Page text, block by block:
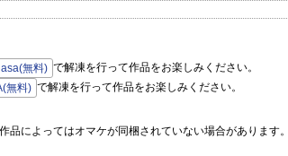
無料) で解凍を行って作品をお楽しみください。
無料) で解凍を行って作品をお楽しみください。
によってはオマケが同梱されていない場合があります。